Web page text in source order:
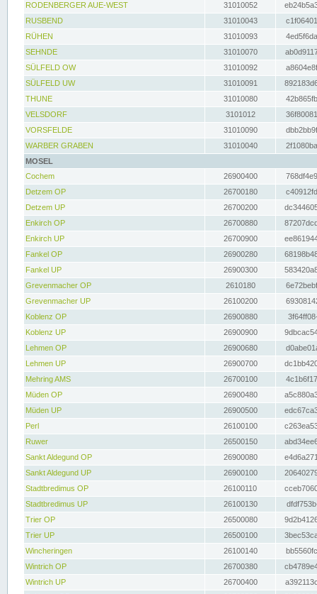
RODENBERGER AUE-WEST
31010052
RUSBEND
31010043
RÜHEN
31010093
SEHNDE
31010070
SÜLFELD OW
31010092
SÜLFELD UW
31010091
THUNE
31010080
VELSDORF
3101012
VORSFELDE
31010090
WARBER GRABEN
31010040
MOSEL
Cochem
26900400
Detzem OP
26700180
Detzem UP
26700200
Enkirch OP
26700880
Enkirch UP
26700900
Fankel OP
26900280
Fankel UP
26900300
Grevenmacher OP
2610180
Grevenmacher UP
26100200
Koblenz OP
26900880
Koblenz UP
26900900
Lehmen OP
26900680
Lehmen UP
26900700
Mehring AMS
26700100
Müden OP
26900480
Müden UP
26900500
Perl
26100100
Ruwer
26500150
Sankt Aldegund OP
26900080
Sankt Aldegund UP
26900100
Stadtbredimus OP
26100110
Stadtbredimus UP
26100130
Trier OP
26500080
Trier UP
26500100
Wincheringen
26100140
Wintrich OP
26700380
Wintrich UP
26700400